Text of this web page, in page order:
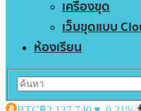
เครื่องขุด
เว็บขุดแบบ
ห้องเรียน